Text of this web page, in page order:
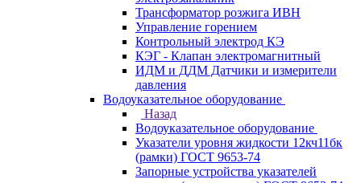
Трансформатор розжига ИВН
Управление горением
Контрольный электрод КЭ
КЭГ - Клапан электромагнитный
ИДМ и ДДМ Датчики и измерители
давления
Водоуказательное оборудование
Назад
Водоуказательное оборудование
Указатели уровня жидкости 12кч11бк
(рамки) ГОСТ 9653-74
Запорные устройства указателей